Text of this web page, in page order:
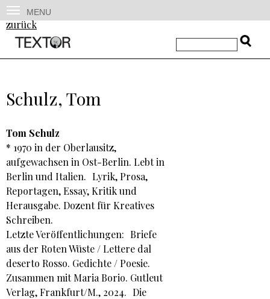
MENU
zurück
Schulz, Tom
Tom Schulz
* 1970 in der Oberlausitz,
aufgewachsen in Ost-Berlin. Lebt in
Berlin und Italien. Lyrik, Prosa,
Reportagen, Essay, Kritik und
Herausgabe. Dozent für Kreatives
Schreiben.
Letzte Veröffentlichungen: Briefe
aus der Roten Wüste / Lettere dal
deserto Rosso. Gedichte / Poesie.
Zusammen mit Maria Borio. Gutleut
Verlag, Frankfurt/M., 2024. Die